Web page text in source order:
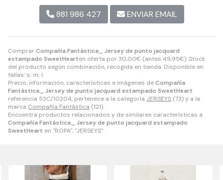
ComprarCompañía Fantástica_ Jersey de punto jacquard
estampado SweetHearten oferta por30,00€ (antes 49,95€). Stock
del producto según combinación, recogida en tienda. Disponible en
tallas: s; m; l.
Precio, información, características e imágenes deCompañía
Fantástica_ Jersey de punto jacquard estampado SweetHeart
referencia 53C/10204, pertenece a la categoría JERSEYS (73) y a la
marca Compañía Fantástica (121).
Encuentra productos relacionados y de similares características a
Compañía Fantástica_ Jersey de punto jacquard estampado
SweetHeart en "ROPA", "JERSEYS".
881 986 427 ENVIAR EMAIL